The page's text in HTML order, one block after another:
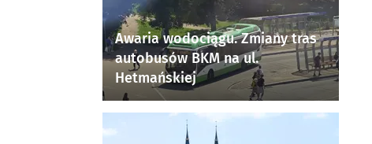
Awaria wodociągu. Zmiany tras
autobusów BKM na ul.
Hetmańskiej